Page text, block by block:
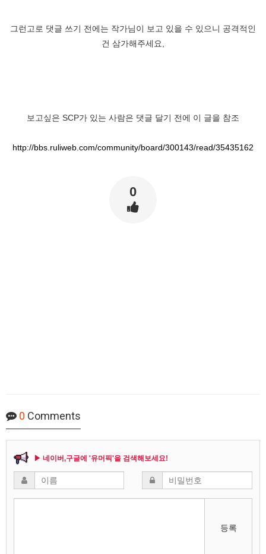
그런고로 댓글 쓰기 전에는 작가님이 보고 있을 수 있으니 공격적인
건 삼가해주세요,
보고싶은 SCP가 있는 사람은 댓글 달기 전에 이 글을 참조
http://bbs.ruliweb.com/community/board/300143/read/35435162
0
0 Comments
▶ 네이버,구글에 '유머픽'을 검색해보세요!
등록